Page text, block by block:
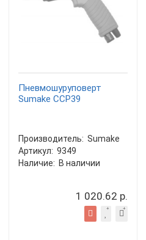
Пневмошуруповерт
Sumake CCP39
Производитель: Sumake
Артикул: 9349
Наличие: В наличии
1 020.62 р.